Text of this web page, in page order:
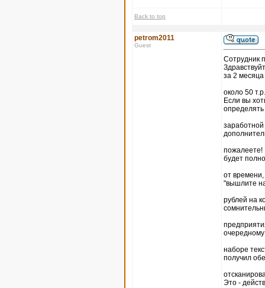
Back to top
petrom2011
Guest
Coтрудник
за 2
около 50
Если вы
пожалеете!
будет
от
"вышлите
рублей на
наборе
получил
Это -